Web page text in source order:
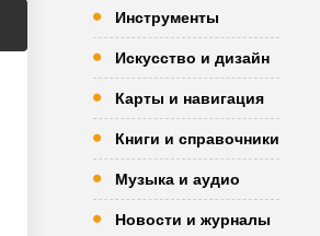
Инструменты
Искусство и дизайн
Карты и навигация
Книги и справочники
Музыка и аудио
Новости и журналы